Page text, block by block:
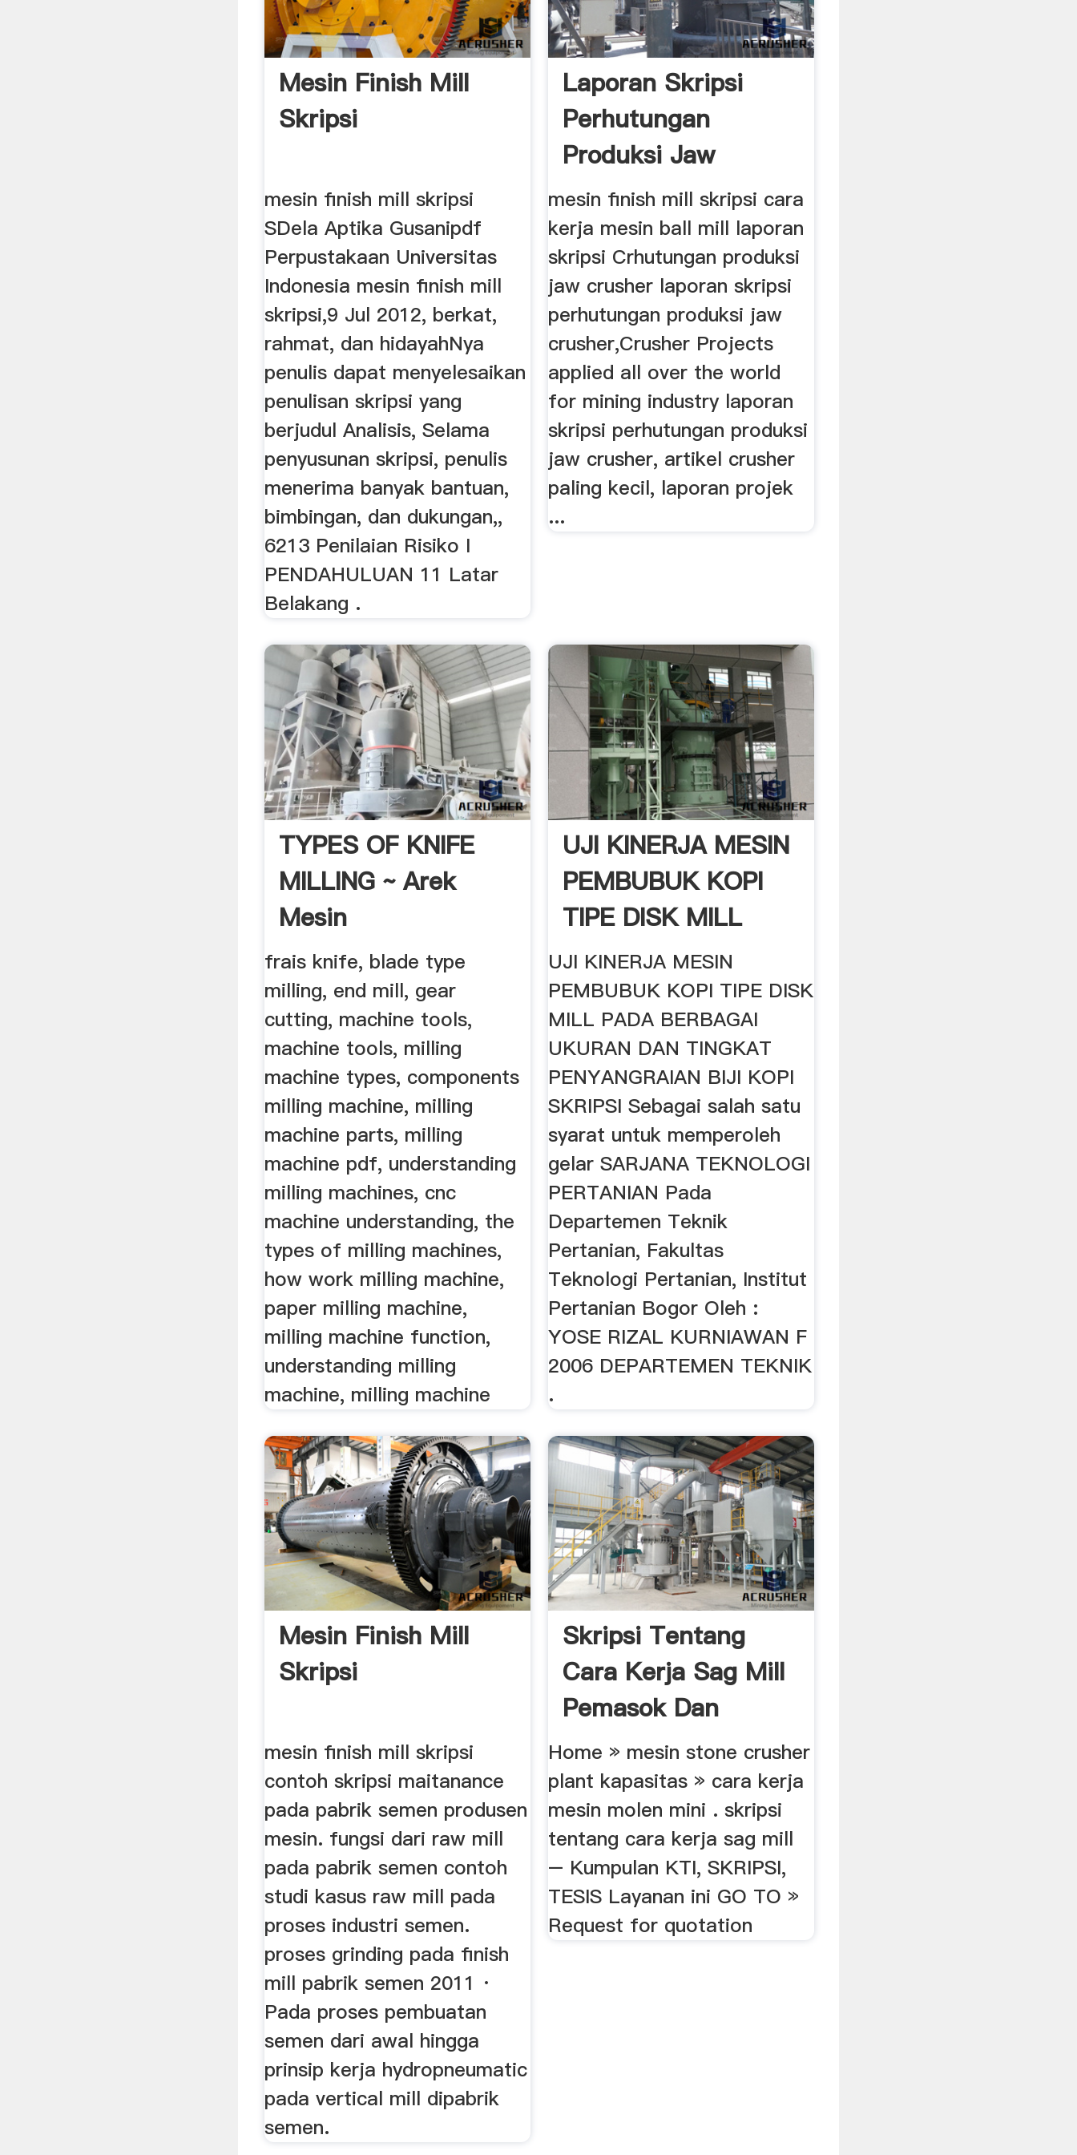
Mesin Finish Mill
Skripsi
mesin finish mill skripsi
SDela Aptika Gusanipdf
Perpustakaan Universitas
Indonesia mesin finish mill
skripsi,9 Jul 2012, berkat,
rahmat, dan hidayahNya
penulis dapat menyelesaikan
penulisan skripsi yang
berjudul Analisis, Selama
penyusunan skripsi, penulis
menerima banyak bantuan,
bimbingan, dan dukungan,,
6213 Penilaian Risiko I
PENDAHULUAN 11 Latar
Belakang .
Laporan Skripsi
Perhutungan
Produksi Jaw
Crusher
mesin finish mill skripsi cara
kerja mesin ball mill laporan
skripsi Crhutungan produksi
jaw crusher laporan skripsi
perhutungan produksi jaw
crusher,Crusher Projects
applied all over the world
for mining industry laporan
skripsi perhutungan produksi
jaw crusher, artikel crusher
paling kecil, laporan projek
...
TYPES OF KNIFE
MILLING ~ Arek
Mesin
frais knife, blade type
milling, end mill, gear
cutting, machine tools,
machine tools, milling
machine types, components
milling machine, milling
machine parts, milling
machine pdf, understanding
milling machines, cnc
machine understanding, the
types of milling machines,
how work milling machine,
paper milling machine,
milling machine function,
understanding milling
machine, milling machine
UJI KINERJA MESIN
PEMBUBUK KOPI
TIPE DISK MILL
UJI KINERJA MESIN
PEMBUBUK KOPI TIPE DISK
MILL PADA BERBAGAI
UKURAN DAN TINGKAT
PENYANGRAIAN BIJI KOPI
SKRIPSI Sebagai salah satu
syarat untuk memperoleh
gelar SARJANA TEKNOLOGI
PERTANIAN Pada
Departemen Teknik
Pertanian, Fakultas
Teknologi Pertanian, Institut
Pertanian Bogor Oleh :
YOSE RIZAL KURNIAWAN F
2006 DEPARTEMEN TEKNIK
.
Mesin Finish Mill
Skripsi
mesin finish mill skripsi
contoh skripsi maitanance
pada pabrik semen produsen
mesin. fungsi dari raw mill
pada pabrik semen contoh
studi kasus raw mill pada
proses industri semen.
proses grinding pada finish
mill pabrik semen 2011 ·
Pada proses pembuatan
semen dari awal hingga
prinsip kerja hydropneumatic
pada vertical mill dipabrik
semen.
Skripsi Tentang
Cara Kerja Sag Mill
Pemasok Dan
Manufactuer
Home » mesin stone crusher
plant kapasitas » cara kerja
mesin molen mini . skripsi
tentang cara kerja sag mill
– Kumpulan KTI, SKRIPSI,
TESIS Layanan ini GO TO »
Request for quotation